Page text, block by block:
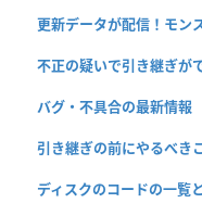
更新データが配信！モン
不正の疑いで引き継ぎが
バグ・不具合の最新情報
引き継ぎの前にやるべき
ディスクのコードの一覧